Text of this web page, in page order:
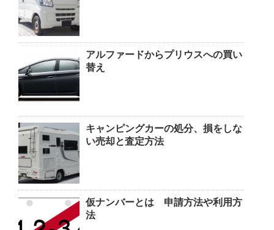
アルファードからプリウスへの買い
替え
キャンピングカーの処分、損をしな
い売却と査定方法
仮ナンバーとは 申請方法や利用方
法